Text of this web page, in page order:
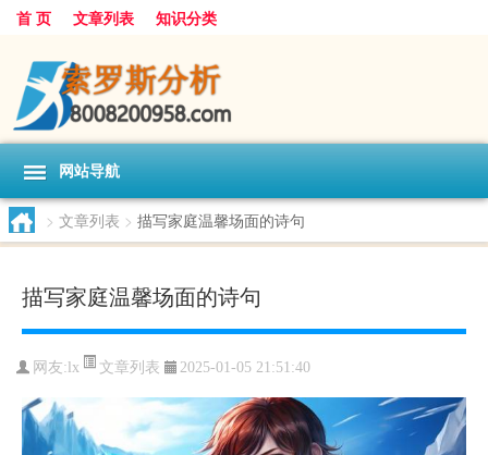
首 页 文章列表 知识分类
网站导航
> 文章列表 > 描写家庭温馨场面的诗句
描写家庭温馨场面的诗句
网友: lx 文章列表 2025-01-05 21:51:40